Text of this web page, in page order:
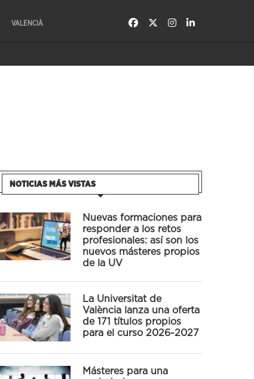
VALENCIÀ
NOTICIAS MÁS VISTAS
Nuevas formaciones para
responder a los retos
profesionales: así son los
nuevos másteres propios
de la UV
La Universitat de
València lanza una oferta
de 171 títulos propios
para el curso 2026-2027
Másteres para una